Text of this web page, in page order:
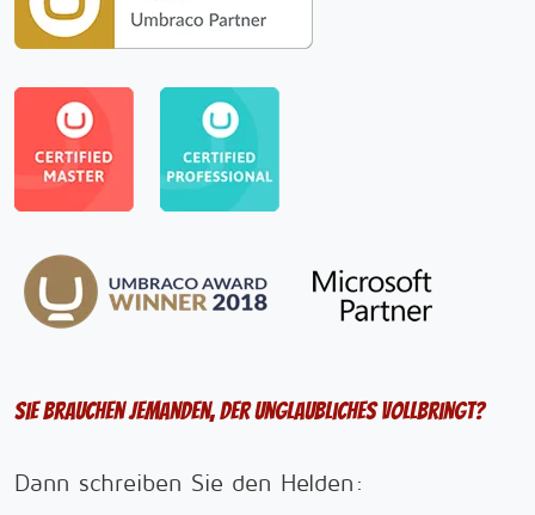
Sie brauchen jemanden, der Unglaubliches vollbringt?
Dann schreiben Sie den Helden: